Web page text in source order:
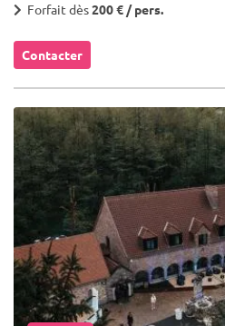
Forfait dès200 € / pers.
Contacter